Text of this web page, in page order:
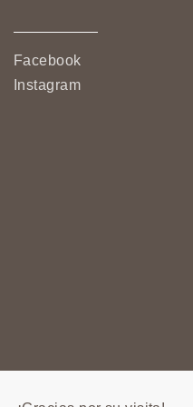
Facebook
Instagram